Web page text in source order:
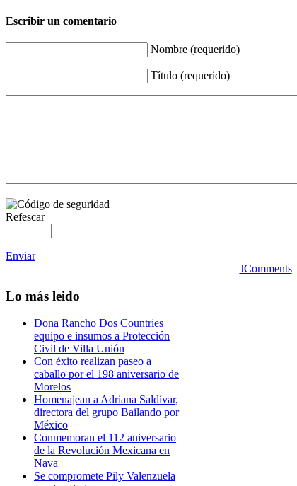
Escribir un comentario
Nombre (requerido)
Título (requerido)
Refescar
Enviar
JComments
Lo más leido
Dona Rancho Dos Countries
equipo e insumos a Protección
Civil de Villa Unión
Con éxito realizan paseo a
caballo por el 198 aniversario de
Morelos
Homenajean a Adriana Saldívar,
directora del grupo Bailando por
México
Conmemoran el 112 aniversario
de la Revolución Mexicana en
Nava
Se compromete Pily Valenzuela